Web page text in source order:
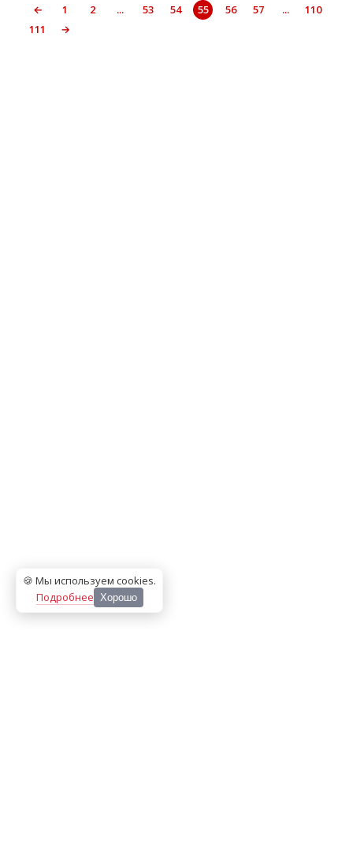
← 1 2 ... 53 54 55 56 57 ...
110
111
→
🍪 Мы используем cookies.
Подробнее Хорошо